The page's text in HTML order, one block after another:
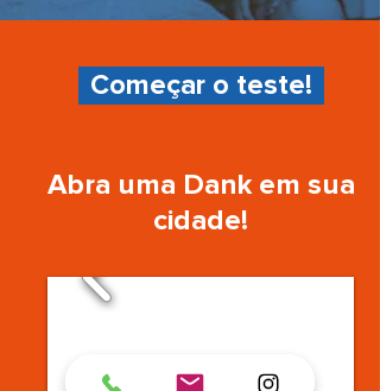
Começar o teste!
Abra uma Dank em sua
cidade!